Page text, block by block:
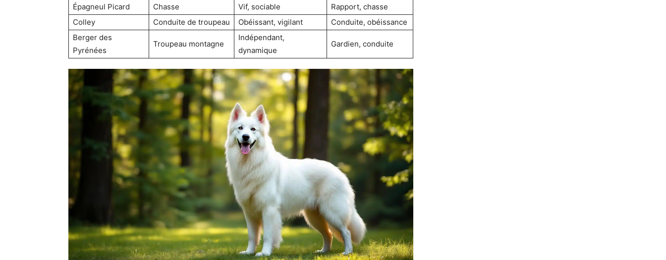
Épagneul Picard
Chasse Vif, sociable
Rapport, chasse
Colley
Conduite de troupeau Obéissant, vigilant
Conduite, obéissance
Berger des
Pyrénées
Troupeau montagne
Indépendant,
dynamique
Gardien, conduite